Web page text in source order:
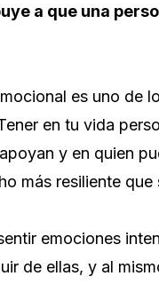
a que una
es uno de
en tu vida
y en quien
más resiliente que
emociones
de ellas, y al